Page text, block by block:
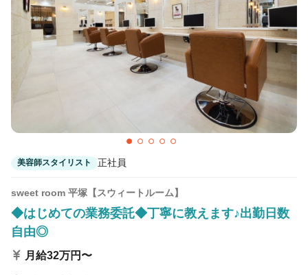
美容師スタイリスト 正社員
sweet room 平塚【スウィートルーム】
◆はじめての業務委託◆丁寧に教えます♪出勤日数
自由◎
月給32万円〜